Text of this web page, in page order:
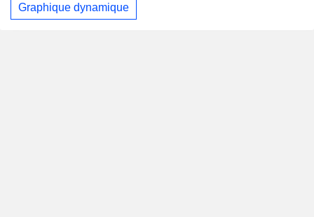
Graphique dynamique